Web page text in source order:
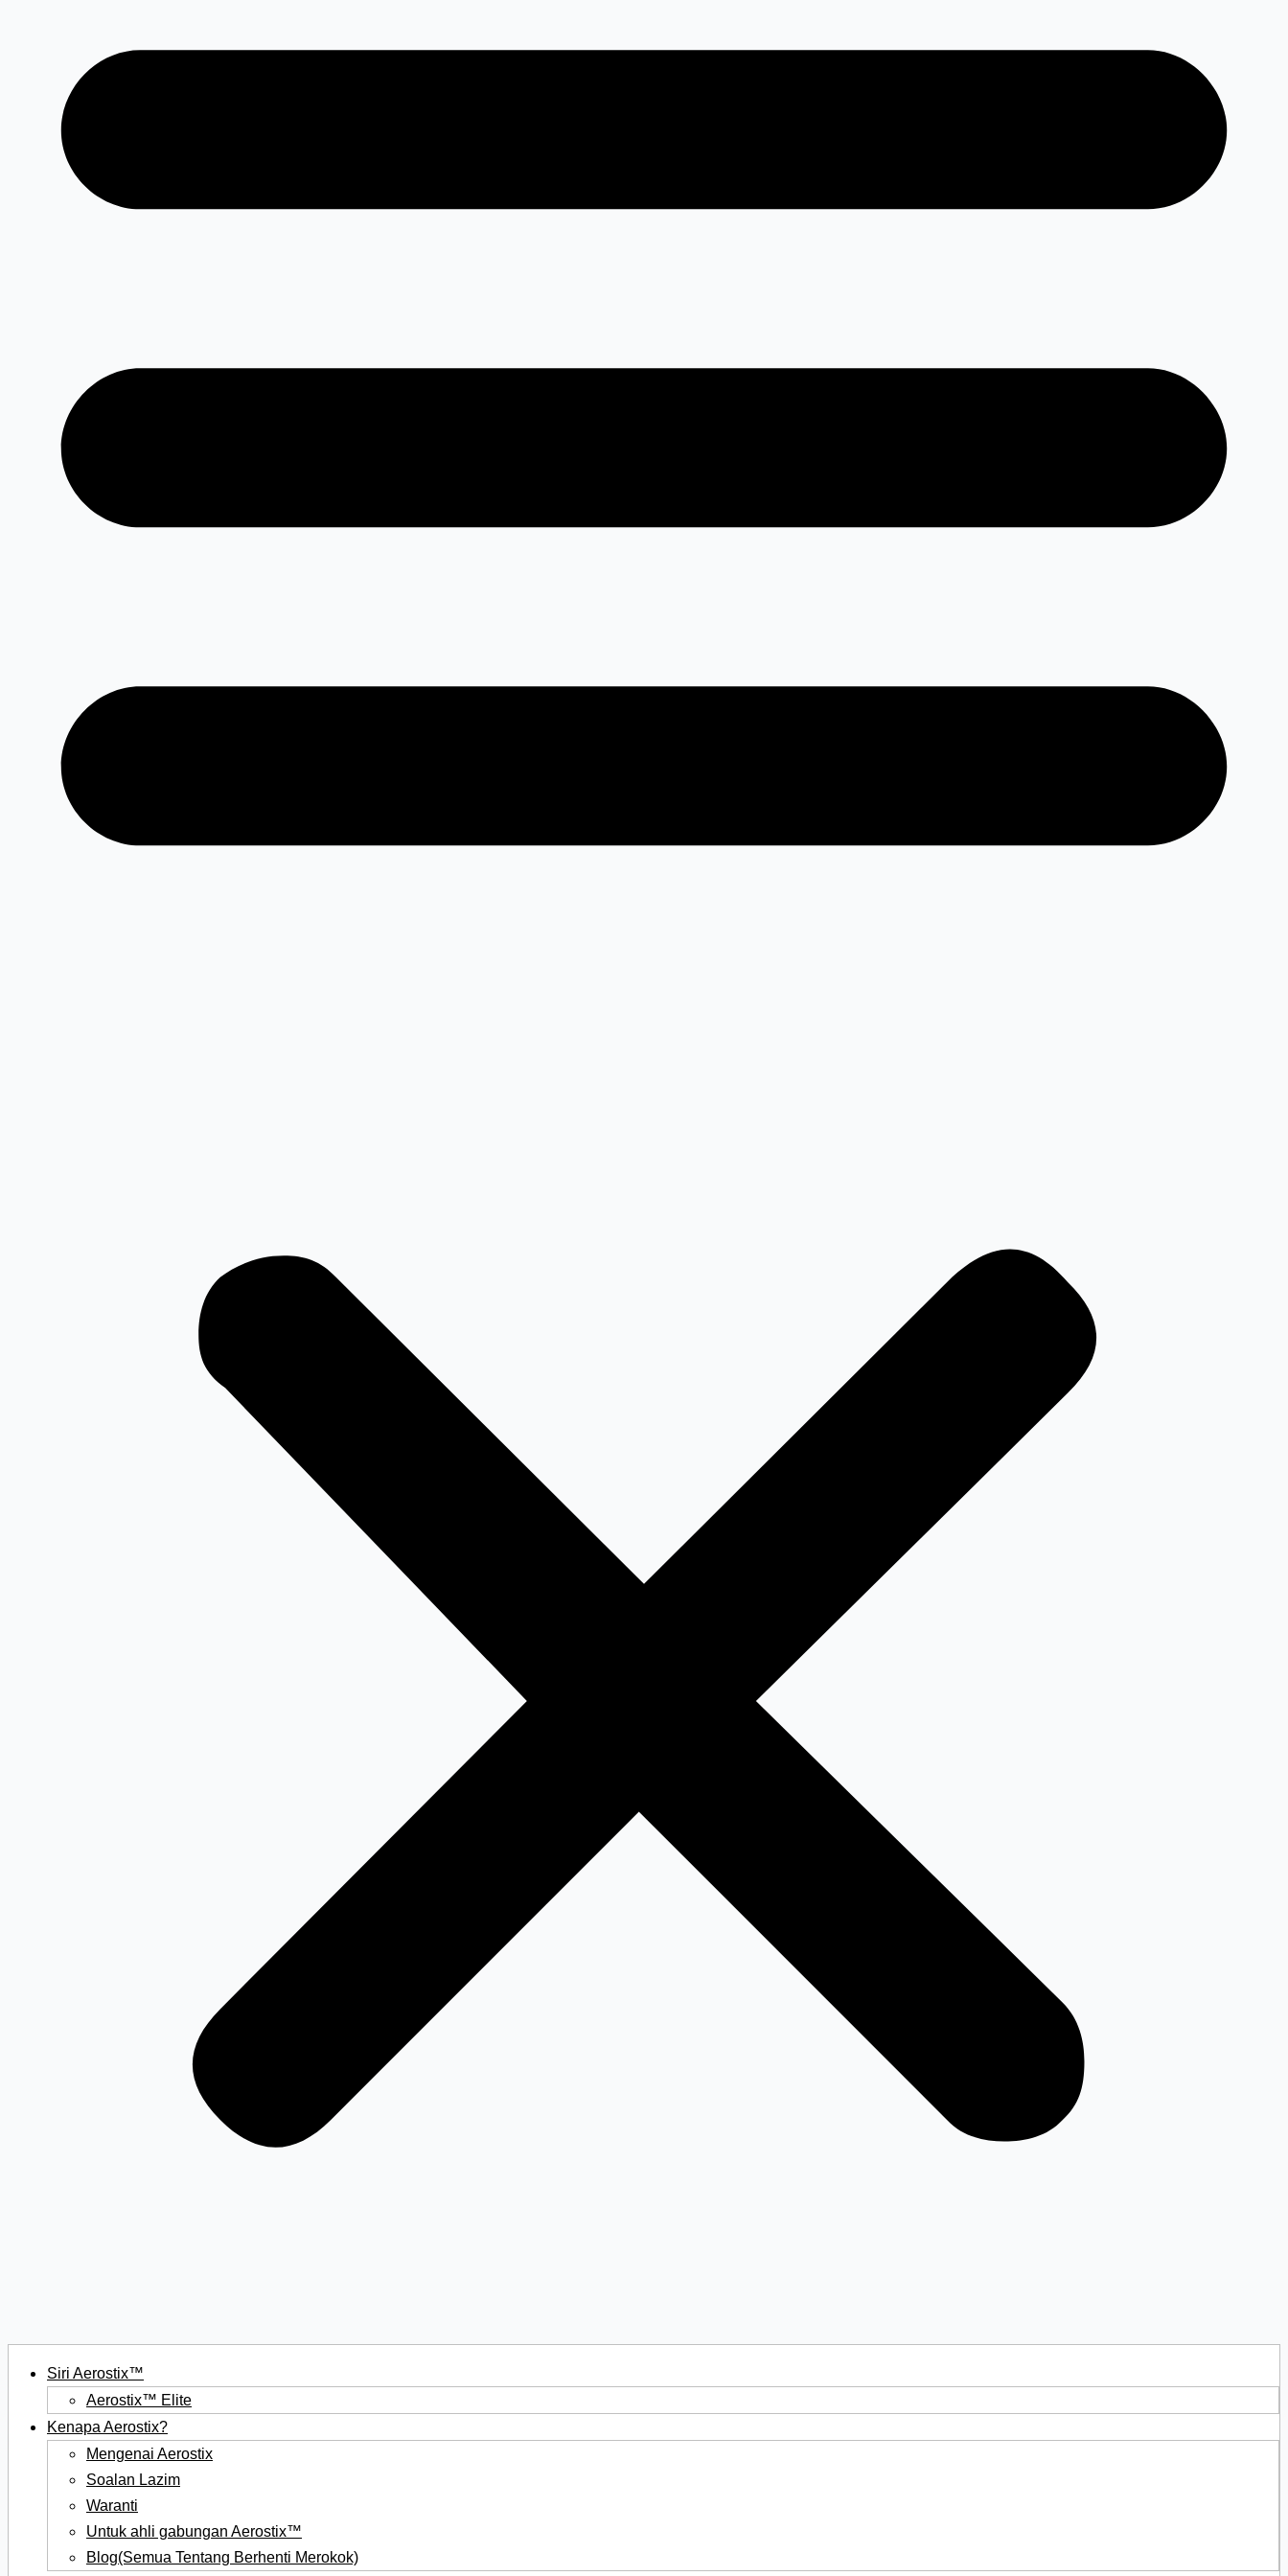
Siri Aerostix™
Aerostix™ Elite
Kenapa Aerostix?
Mengenai Aerostix
Soalan Lazim
Waranti
Untuk ahli gabungan Aerostix™
Blog(Semua Tentang Berhenti Merokok)